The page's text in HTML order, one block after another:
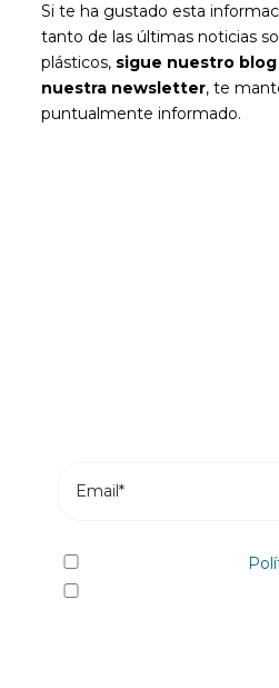
Si te ha gustado esta
tanto de las últimas noticias
plásticos, sigue nuestro
nuestra newsletter, te
puntualmente informado.